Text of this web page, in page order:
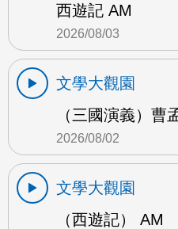
西遊記 AM
2026/08/03
文學大觀園
（三國演義）曹
2026/08/02
文學大觀園
（西遊記） AM